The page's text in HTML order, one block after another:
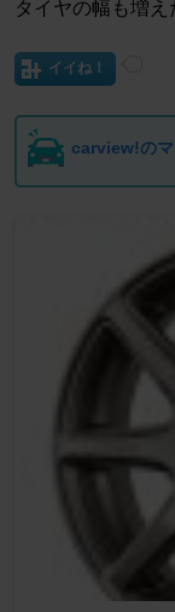
タイヤの幅も増え
イイね！
carview!のマ